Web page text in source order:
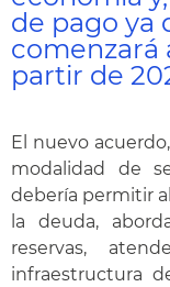
de pago ya
comenzará
partir de
El nuevo
modalidad de
debería permitir
la deuda,
reservas,
infraestructura